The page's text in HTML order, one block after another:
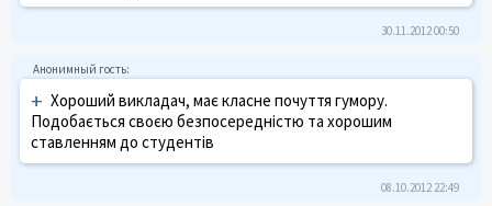
30.11.2012 00:50
+ Хороший викладач, має класне почуття гумору.
Подобається своєю безпосередністю та хорошим
ставленням до студентів
08.10.2012 22:49